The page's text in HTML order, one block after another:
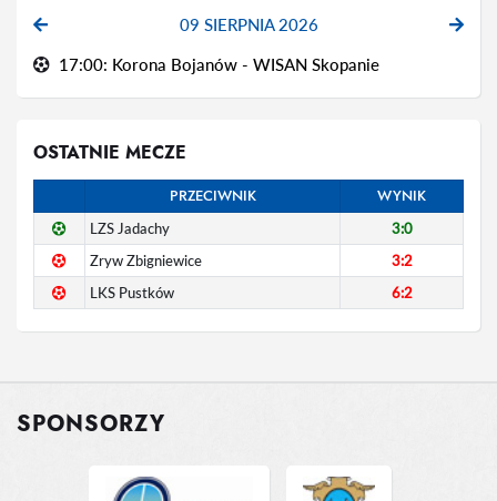
09 SIERPNIA 2026
17:00: Korona Bojanów - WISAN Skopanie
OSTATNIE MECZE
PRZECIWNIK WYNIK
LZS Jadachy
3:0
Zryw Zbigniewice
3:2
LKS Pustków
6:2
SPONSORZY